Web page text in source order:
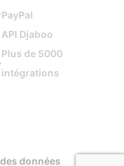
PayPal
API Djaboo
Plus de 5000
intégrations
données